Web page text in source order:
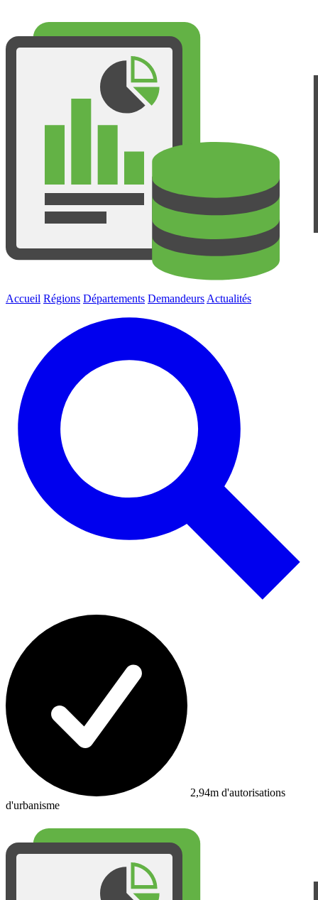
Accueil Régions Départements Demandeurs Actualités
2,94m d'autorisations
d'urbanisme